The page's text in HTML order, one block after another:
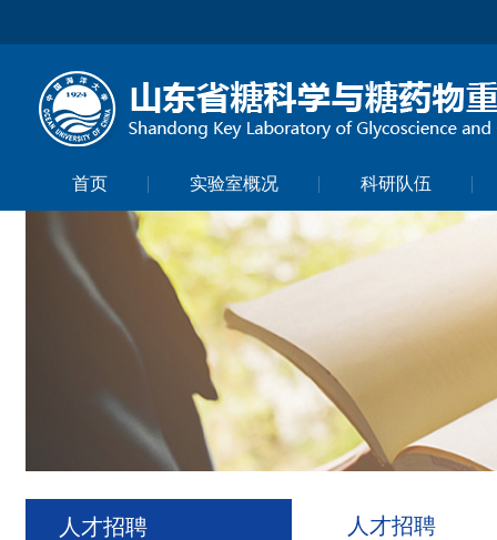
首页 实验室概况 科研队伍
人才招聘 人才招聘